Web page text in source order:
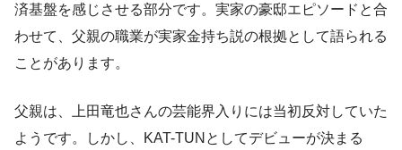
済基盤を感じさせる部分です。実家の豪邸エピソードと合
わせて、父親の職業が実家金持ち説の根拠として語られる
ことがあります。
父親は、上田竜也さんの芸能界入りには当初反対していた
ようです。しかし、KAT-TUNとしてデビューが決まる